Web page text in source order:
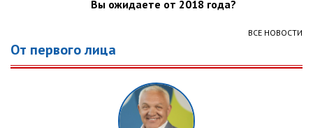
Вы ожидаете от 2018 года?
ВСЕ НОВОСТИ
От первого лица